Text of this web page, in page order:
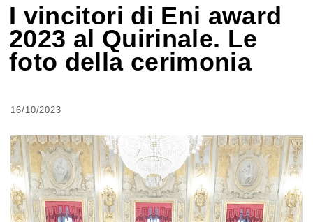
I vincitori di Eni award
2023 al Quirinale. Le
foto della cerimonia
16/10/2023